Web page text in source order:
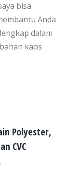
bisa
Anda
dalam
kaos
Polyester,
CVC